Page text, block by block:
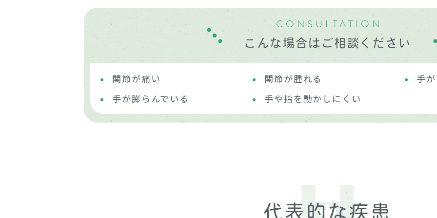
CONSULTATION
こんな場合はご相談ください
関節が痛い 関節が腫れる
手
手が膨らんでいる
手や指を動かしにくい
代表的な疾患